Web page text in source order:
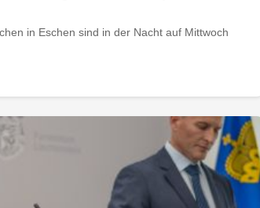
in Eschen sind in der Nacht auf Mittwoch